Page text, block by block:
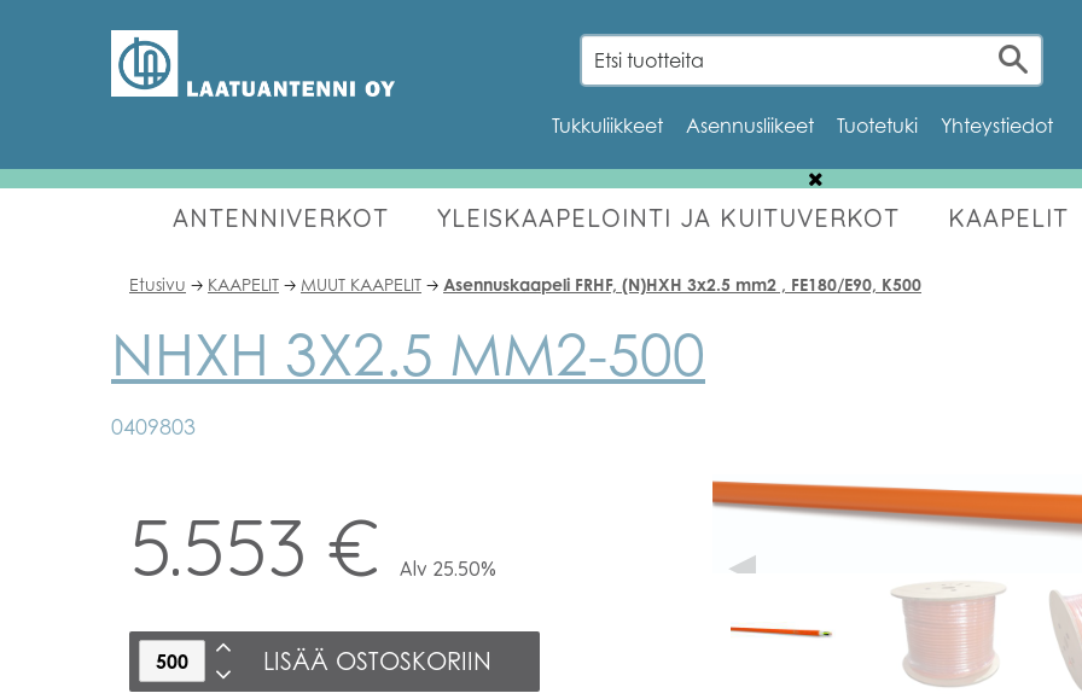
Tukkuliikkeet Asennusliikeet Tuotetuki Yhteystiedot
ANTENNIVERKOT YLEISKAAPELOINTI JA KUITUVERKOT
KAAPELIT
OUTLET
Etusivu 🡢 KAAPELIT 🡢 MUUT KAAPELIT 🡢 Asennuskaapeli FRHF, (N)HXH 3x2.5 mm2 , FE180/E90, K500
NHXH 3X2.5 MM2-500
0409803
5.553 € Alv 25.50%
LISÄÄ OSTOSKORIIN
◀